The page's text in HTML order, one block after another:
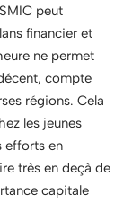
peut
financier et
ne permet
compte
régions. Cela
les jeunes
efforts en
très en deçà de
capitale